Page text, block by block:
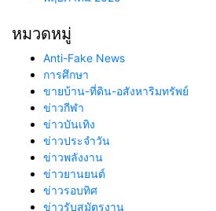
หมวดหมู่
Anti-Fake News
การศึกษา
ขายบ้าน-ที่ดิน-อสังหาริมทรัพย์
ข่าวกีฬา
ข่าวบันเทิง
ข่าวประจำวัน
ข่าวพลังงาน
ข่าวยานยนต์
ข่าวรอบทิศ
ข่าวรับสมัตรงาน